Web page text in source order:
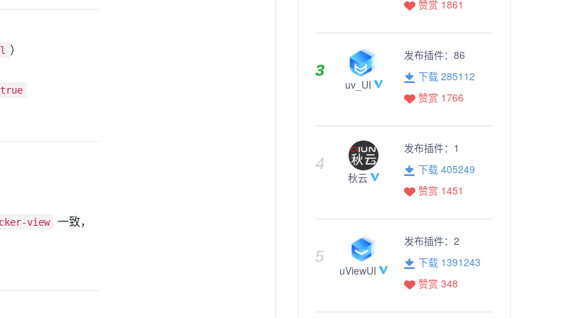
）
true
view
一致，
赞赏 1861
uv_UI
发布插件： 86
下载 285112
赞赏 1766
秋云
发布插件： 1
下载 405249
赞赏 1451
uViewUI
发布插件： 2
下载 1391243
赞赏 348